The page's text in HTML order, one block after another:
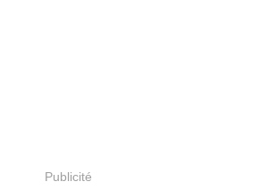
Publicité